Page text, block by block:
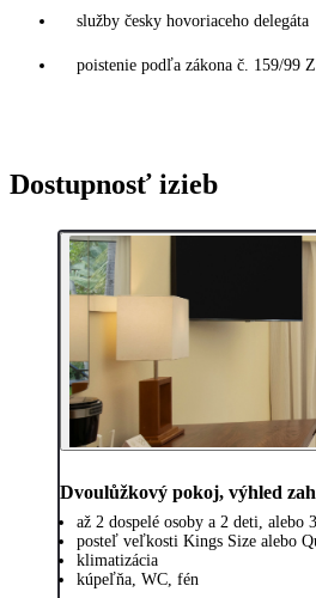
služby česky hovoriaceho delegáta
poistenie podľa zákona č. 159/99
Dostupnosť izieb
Dvoulůžkový pokoj, výhled
až 2 dospelé osoby a 2 deti, alebo
posteľ veľkosti Kings Size alebo
klimatizácia
kúpeľňa, WC, fén